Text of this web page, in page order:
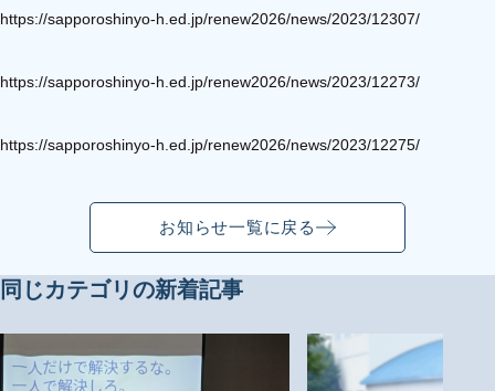
https://sapporoshinyo-h.ed.jp/renew2026/news/2023/12307/
https://sapporoshinyo-h.ed.jp/renew2026/news/2023/12273/
https://sapporoshinyo-h.ed.jp/renew2026/news/2023/12275/
お知らせ一覧に戻る
同じカテゴリの新着記事